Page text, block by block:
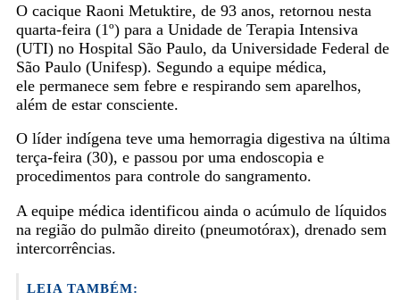
O cacique Raoni Metuktire, de 93 anos, retornou nesta
quarta-feira (1º) para a Unidade de Terapia Intensiva
(UTI) no Hospital São Paulo, da Universidade Federal de
São Paulo (Unifesp). Segundo a equipe médica,
ele permanece sem febre e respirando sem aparelhos,
além de estar consciente.
O líder indígena teve uma hemorragia digestiva na última
terça-feira (30), e passou por uma endoscopia e
procedimentos para controle do sangramento.
A equipe médica identificou ainda o acúmulo de líquidos
na região do pulmão direito (pneumotórax), drenado sem
intercorrências.
LEIA TAMBÉM: